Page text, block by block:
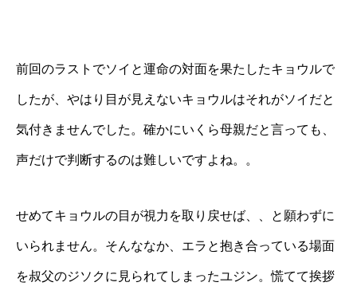
前回のラストでソイと運命の対面を果たしたキョウルで
したが、やはり目が見えないキョウルはそれがソイだと
気付きませんでした。確かにいくら母親だと言っても、
声だけで判断するのは難しいですよね。。
せめてキョウルの目が視力を取り戻せば、、と願わずに
いられません。そんななか、エラと抱き合っている場面
を叔父のジソクに見られてしまったユジン。慌てて挨拶